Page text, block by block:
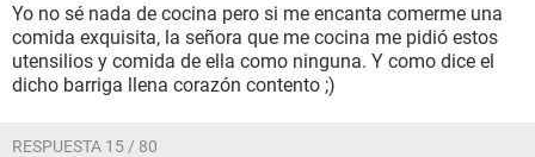
Yo no sé nada de cocina pero si me encanta comerme una
comida exquisita, la señora que me cocina me pidió estos
utensilios y comida de ella como ninguna. Y como dice el
dicho barriga llena corazón contento ;)
RESPUESTA 15 / 80